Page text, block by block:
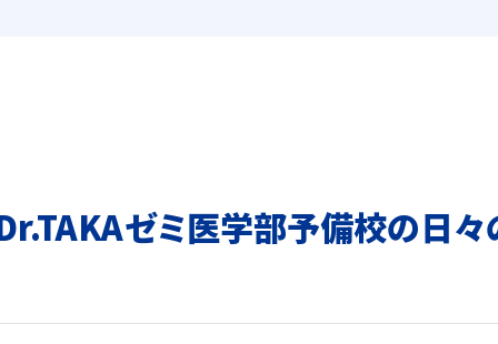
Dr.TAKAゼミ医学部予備校の日々